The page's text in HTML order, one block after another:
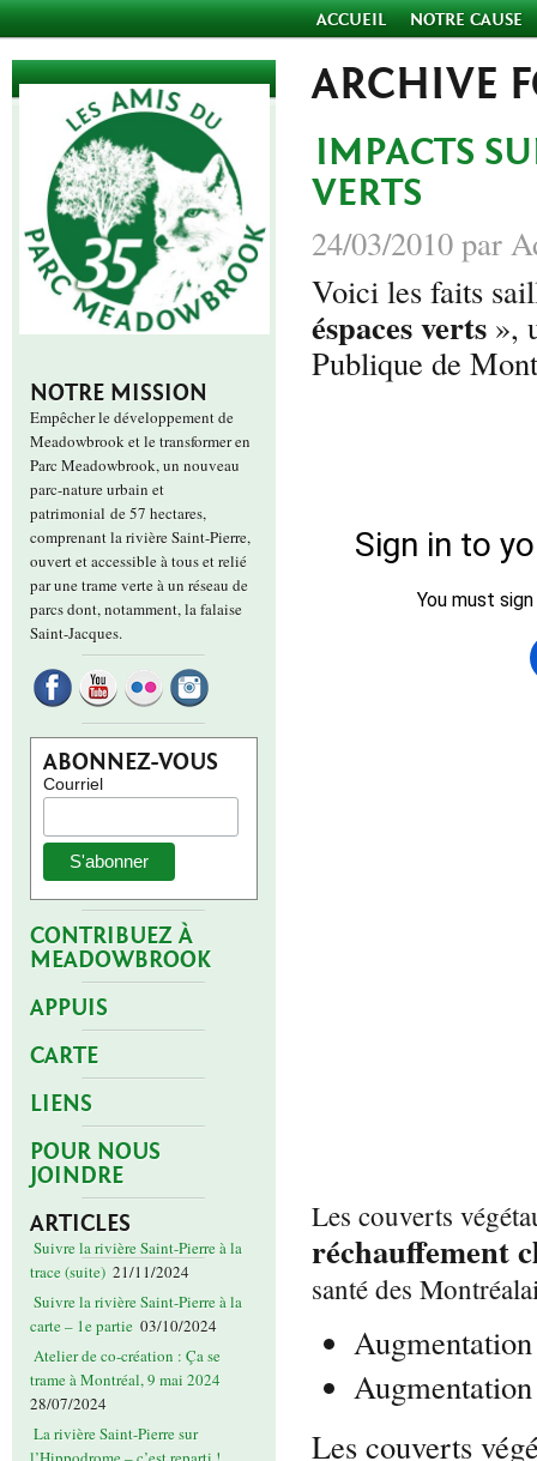
ACCUEIL NOTRE CAUSE
ARCHIVE
IMPACTS
VERTS
24/03/2010 par
Voici les faits
éspaces verts »,
Publique de
Les couverts
réchauffement
santé des
Les couverts
NOTRE MISSION
Empêcher le développement de
Meadowbrook et le transformer en
Parc Meadowbrook, un nouveau
parc-nature urbain et
patrimonial de 57 hectares,
comprenant la rivière Saint-Pierre,
ouvert et accessible à tous et relié
par une trame verte à un réseau de
parcs dont, notamment, la falaise
Saint-Jacques.
ABONNEZ-VOUS
Courriel
CONTRIBUEZ À
MEADOWBROOK
APPUIS
CARTE
LIENS
POUR NOUS
JOINDRE
ARTICLES
Suivre la rivière Saint-Pierre à la
trace (suite) 21/11/2024
Suivre la rivière Saint-Pierre à la
carte – 1e partie 03/10/2024
Atelier de co-création : Ça se
trame à Montréal, 9 mai 2024
28/07/2024
La rivière Saint-Pierre sur